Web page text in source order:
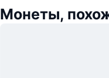
Монеты,